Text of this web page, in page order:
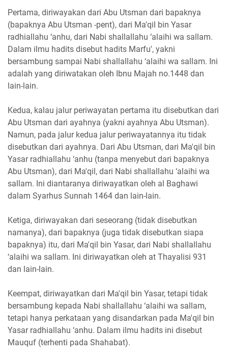
Pertama, diriwayakan dari Abu Utsman dari bapaknya
(bapaknya Abu Utsman -pent), dari Ma'qil bin Yasar
radhiallahu ‘anhu, dari Nabi shallallahu ‘alaihi wa sallam.
Dalam ilmu hadits disebut hadits Marfu', yakni
bersambung sampai Nabi shallallahu ‘alaihi wa sallam. Ini
adalah yang diriwatakan oleh Ibnu Majah no.1448 dan
lain-lain.
Kedua, kalau jalur periwayatan pertama itu disebutkan dari
Abu Utsman dari ayahnya (yakni ayahnya Abu Utsman).
Namun, pada jalur kedua jalur periwayatannya itu tidak
disebutkan dari ayahnya. Dari Abu Utsman, dari Ma'qil bin
Yasar radhiallahu ‘anhu (tanpa menyebut dari bapaknya
Abu Utsman), dari Ma'qil, dari Nabi shallallahu ‘alaihi wa
sallam. Ini diantaranya diriwayatkan oleh al Baghawi
dalam Syarhus Sunnah 1464 dan lain-lain.
Ketiga, diriwayakan dari seseorang (tidak disebutkan
namanya), dari bapaknya (juga tidak disebutkan siapa
bapaknya) itu, dari Ma'qil bin Yasar, dari Nabi shallallahu
‘alaihi wa sallam. Ini diriwayatkan oleh at Thayalisi 931
dan lain-lain.
Keempat, diriwayatkan dari Ma'qil bin Yasar, tetapi tidak
bersambung kepada Nabi shallallahu ‘alaihi wa sallam,
tetapi hanya perkataan yang disandarkan pada Ma'qil bin
Yasar radhiallahu ‘anhu. Dalam ilmu hadits ini disebut
Mauquf (terhenti pada Shahabat).